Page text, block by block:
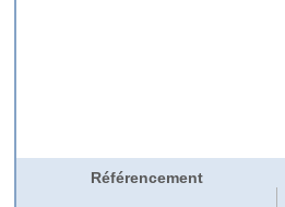
Référencement